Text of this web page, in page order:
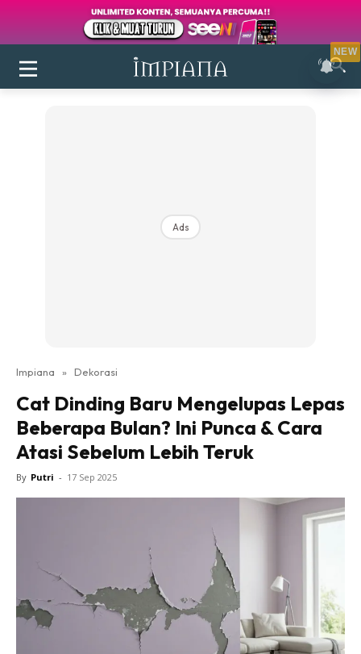
Login|Register
Ruang Makan
Ruang Tamu
Direktori
Interior Design
Landskap
Dapur
Ruang Makan
Ads
Impiana » Dekorasi
Cat Dinding Baru Mengelupas Lepas
Beberapa Bulan? Ini Punca & Cara
Atasi Sebelum Lebih Teruk
By Putri - 17 Sep 2025
NEW